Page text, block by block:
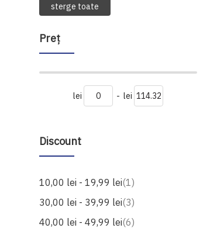
sterge toate
Preţ
lei - lei
Discount
10,00 lei -19,99 lei 1produs
30,00 lei - 39,99 lei 3produse
40,00 lei -49,99 lei 6produse